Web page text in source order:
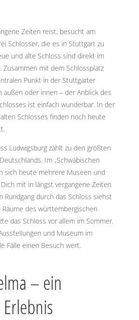
Zeiten reist, besucht am
Schlösser, die es in Stuttgart zu
und alte Schloss sind direkt im
Zusammen mit dem Schlossplatz
Punkt in der Stuttgarter
außen oder innen – der Anblick des
ist einfach wunderbar. In der
Schlosses finden noch heute
Ludwigsburg zählt zu den größten
Im „Schwäbischen
sich heute mehrere Museen und
mit in längst vergangene Zeiten
Rundgang durch das Schloss siehst
des württembergischen
das Schloss vor allem im Sommer.
und Museum im
Fälle einen Besuch wert.
– ein